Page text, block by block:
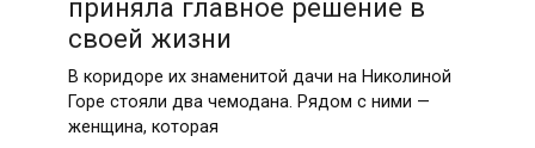
приняла главное решение в
своей жизни
В коридоре их знаменитой дачи на Николиной
Горе стояли два чемодана. Рядом с ними —
женщина, которая